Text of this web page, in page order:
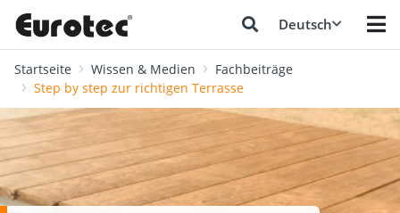
Deutsch
Startseite Wissen & Medien
Fachbeiträge
Step by step zur richtigen Terrasse